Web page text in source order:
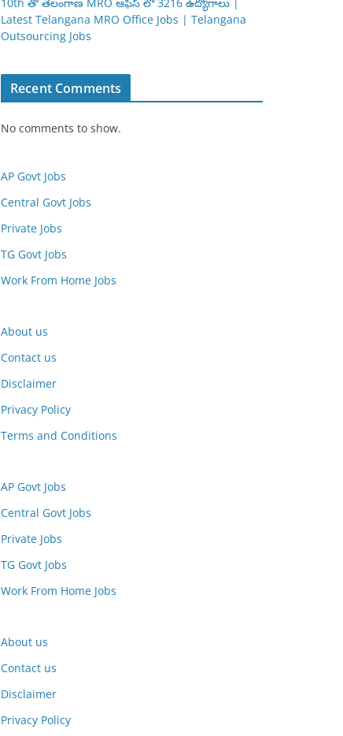
Latest Telangana MRO Office Jobs | Telangana
Outsourcing Jobs
Recent Comments
No comments to show.
AP Govt Jobs
Central Govt Jobs
Private Jobs
TG Govt Jobs
Work From Home Jobs
About us
Contact us
Disclaimer
Privacy Policy
Terms and Conditions
AP Govt Jobs
Central Govt Jobs
Private Jobs
TG Govt Jobs
Work From Home Jobs
About us
Contact us
Disclaimer
Privacy Policy